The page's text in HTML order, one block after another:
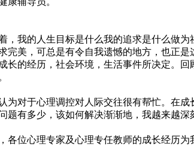
我的人生目标是什么我的追求是什么做
美，可总是有令自我遗憾的地方，也正
的经历，社会环境，生活事件所决定。
对于心理调控对人际交往很有帮忙。在
有多少，该如何解决渐渐地，我越来越
位心理专家及心理专任教师的成长经历